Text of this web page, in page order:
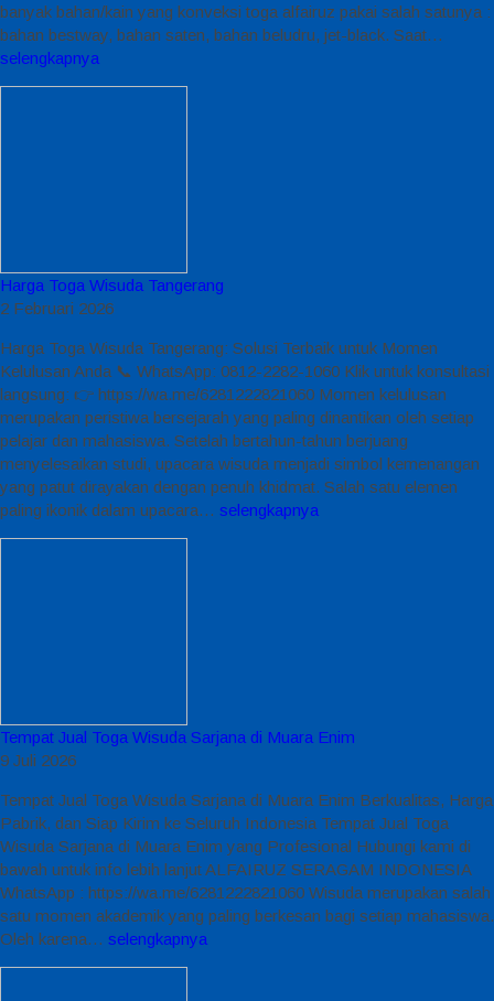
banyak bahan/kain yang konveksi toga alfairuz pakai salah satunya :
bahan bestway, bahan saten, bahan beludru, jet-black. Saat…
selengkapnya
Harga Toga Wisuda Tangerang
2 Februari 2026
Harga Toga Wisuda Tangerang: Solusi Terbaik untuk Momen
Kelulusan Anda 📞 WhatsApp: 0812-2282-1060 Klik untuk konsultasi
langsung: 👉 https://wa.me/6281222821060 Momen kelulusan
merupakan peristiwa bersejarah yang paling dinantikan oleh setiap
pelajar dan mahasiswa. Setelah bertahun-tahun berjuang
menyelesaikan studi, upacara wisuda menjadi simbol kemenangan
yang patut dirayakan dengan penuh khidmat. Salah satu elemen
paling ikonik dalam upacara… selengkapnya
Tempat Jual Toga Wisuda Sarjana di Muara Enim
9 Juli 2026
Tempat Jual Toga Wisuda Sarjana di Muara Enim Berkualitas, Harga
Pabrik, dan Siap Kirim ke Seluruh Indonesia Tempat Jual Toga
Wisuda Sarjana di Muara Enim yang Profesional Hubungi kami di
bawah untuk info lebih lanjut ALFAIRUZ SERAGAM INDONESIA
WhatsApp : https://wa.me/6281222821060 Wisuda merupakan salah
satu momen akademik yang paling berkesan bagi setiap mahasiswa.
Oleh karena… selengkapnya